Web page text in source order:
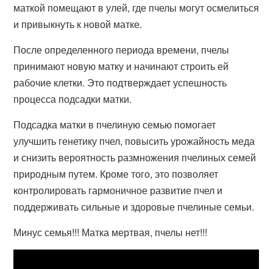
маткой помещают в улей, где пчелы могут осмелиться
и привыкнуть к новой матке.
После определенного периода времени, пчелы
принимают новую матку и начинают строить ей
рабочие клетки. Это подтверждает успешность
процесса подсадки матки.
Подсадка матки в пчелиную семью помогает
улучшить генетику пчел, повысить урожайность меда
и снизить вероятность размножения пчелиных семей
природным путем. Кроме того, это позволяет
контролировать гармоничное развитие пчел и
поддерживать сильные и здоровые пчелиные семьи.
Минус семья!!! Матка мертвая, пчелы нет!!!